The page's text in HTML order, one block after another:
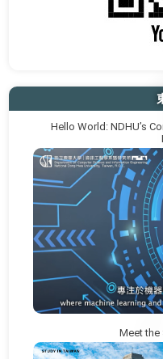
Hello World: NDHU’s
Meet the